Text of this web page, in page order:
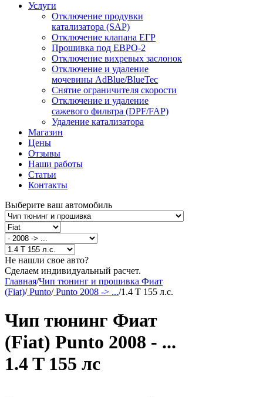
Услуги
Отключение продувки
катализатора (SAP)
Отключение клапана ЕГР
Прошивка под ЕВРО-2
Отключение вихревых заслонок
Отключение и удаление
мочевины AdBlue/BlueTec
Снятие ограничителя скорости
Отключение и удаление
сажевого фильтра (DPF/FAP)
Удаление катализатора
Магазин
Цены
Отзывы
Наши работы
Статьи
Контакты
Выберите ваш автомобиль
Не нашли свое авто?
Сделаем индивидуальный расчет.
Главная/Чип тюнинг и прошивка Фиат
(Fiat)/Punto/Punto 2008 -> .../1.4 T 155 л.с.
Чип тюнинг Фиат
(Fiat) Punto 2008 - ...
1.4 T 155 лс